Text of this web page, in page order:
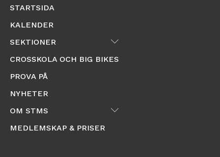
STARTSIDA
KALENDER
SEKTIONER
Submenu
CROSSKOLA OCH BIG BIKES
PROVA PÅ
NYHETER
OM STMS
Submenu
MEDLEMSKAP & PRISER